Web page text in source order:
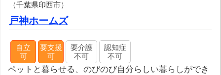
（千葉県印西市）
戸神ホームズ
自立
可
要支援
可
要介護
不可
認知症
不可
ペットと暮らせる、のびのび自分らしい暮らしができ